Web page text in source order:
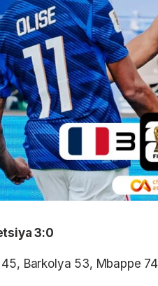
3:0
Barkolya 53, Mbappe